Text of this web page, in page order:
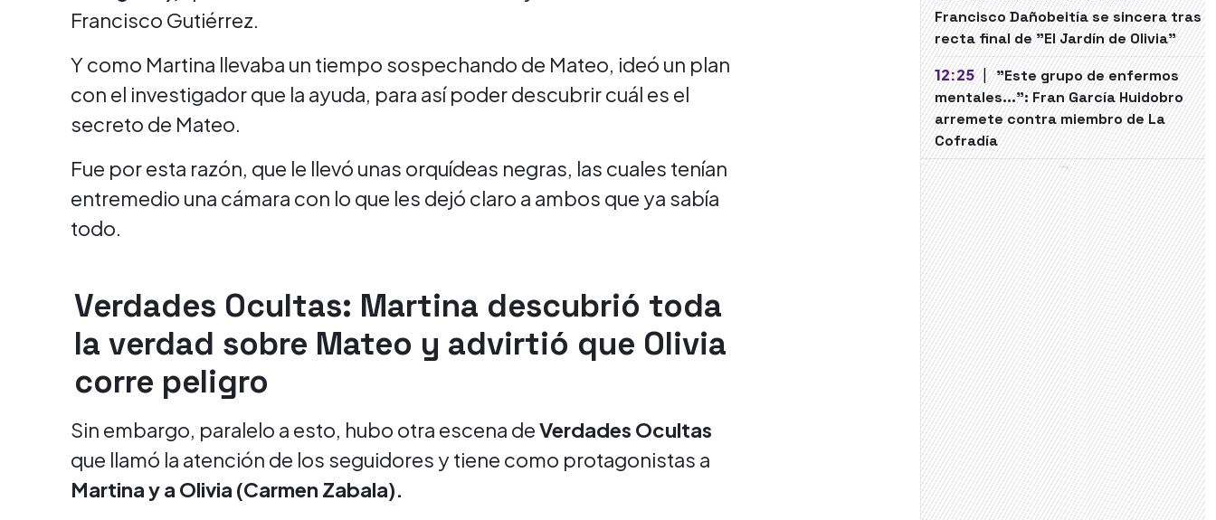
Francisco Gutiérrez.
Y como Martina llevaba un tiempo sospechando de Mateo, ideó un plan
con el investigador que la ayuda, para así poder descubrir cuál es el
secreto de Mateo.
Fue por esta razón, que le llevó unas orquídeas negras, las cuales tenían
entremedio una cámara con lo que les dejó claro a ambos que ya sabía
todo.
Verdades Ocultas: Martina descubrió toda
la verdad sobre Mateo y advirtió que Olivia
corre peligro
Sin embargo, paralelo a esto, hubo otra escena deVerdades Ocultas
que llamó la atención de los seguidores y tiene como protagonistas a
Martina y a Olivia (Carmen Zabala).
Francisco Dañobeitía se sincera tras
recta final de "El Jardín de Olivia"
12:25 | "Este grupo de enfermos
mentales...": Fran García Huidobro
arremete contra miembro de La
Cofradía